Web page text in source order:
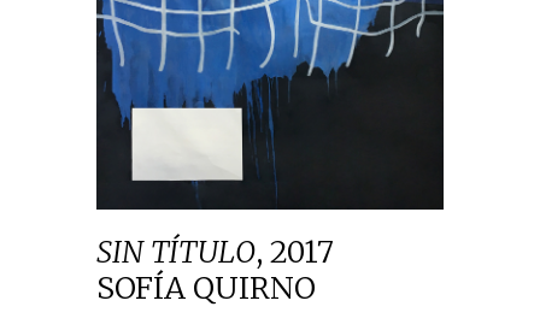
SIN TÍTULO, 2017
SOFÍA QUIRNO